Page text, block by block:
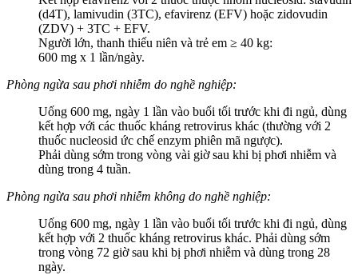
(d4T), lamivudin (3TC), efavirenz (EFV) hoặc zidovudin
(ZDV) + 3TC + EFV.
Người lớn, thanh thiếu niên và trẻ em ≥ 40 kg:
600 mg x 1 lần/ngày.
Phòng ngừa sau phơi nhiễm do nghề nghiệp:
Uống 600 mg, ngày 1 lần vào buổi tối trước khi đi ngủ, dùng
kết hợp với các thuốc kháng retrovirus khác (thường với 2
thuốc nucleosid ức chế enzym phiên mã ngược).
Phải dùng sớm trong vòng vài giờ sau khi bị phơi nhiễm và
dùng trong 4 tuần.
Phòng ngừa sau phơi nhiễm không do nghề nghiệp:
Uống 600 mg, ngày 1 lần vào buổi tối trước khi đi ngủ, dùng
kết hợp với 2 thuốc kháng retrovirus khác. Phải dùng sớm
trong vòng 72 giờ sau khi bị phơi nhiễm và dùng trong 28
ngày.